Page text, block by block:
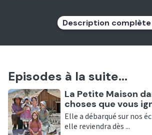
Description complète
Episodes à la suite...
Ecouter
La Petite Maison
choses que vous
Elle a débarqué sur nos
elle reviendra dès ...